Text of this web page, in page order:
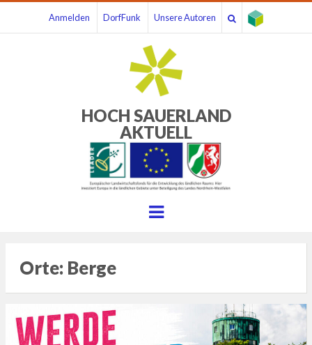
Anmelden DorfFunk Unsere Autoren
HOCH SAUERLAND
AKTUELL
Menu
Orte: Berge